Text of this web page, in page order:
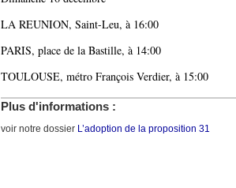
LA REUNION, Saint-Leu, à 16:00
PARIS, place de la Bastille, à 14:00
TOULOUSE, métro François Verdier, à 15:00
Plus d'informations :
voir notre dossier L’adoption de la proposition 31